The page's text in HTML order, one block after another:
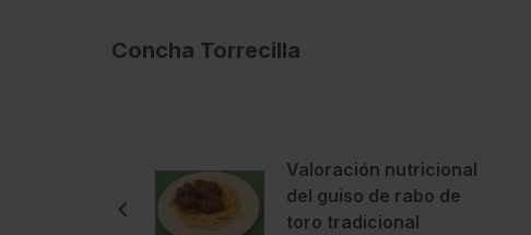
Concha Torrecilla
Valoración nutricional
del guiso de rabo de
toro tradicional